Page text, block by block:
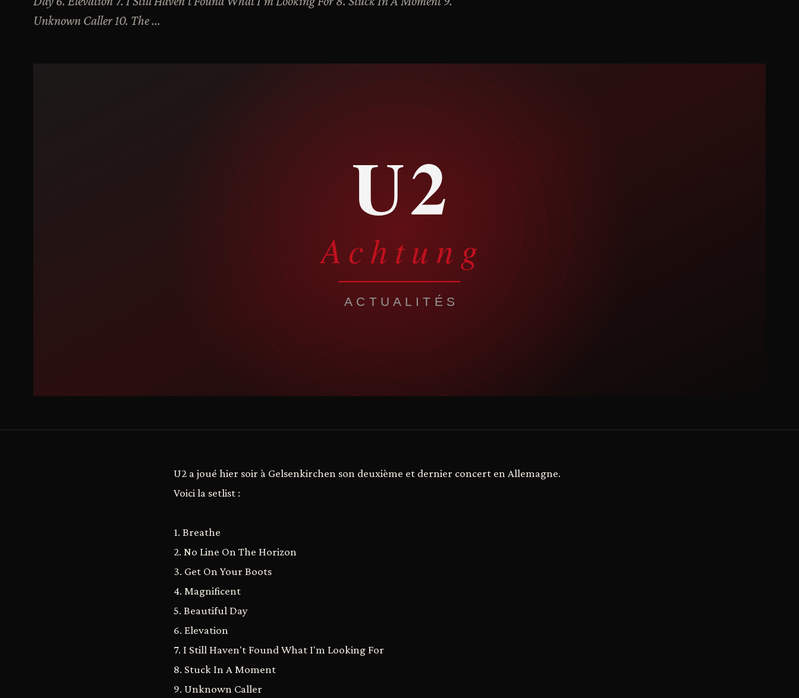
Unknown Caller 10. The ...
U2 a joué hier soir à Gelsenkirchen son deuxième et dernier concert en Allemagne.
Voici la setlist :
1. Breathe
2. No Line On The Horizon
3. Get On Your Boots
4. Magnificent
5. Beautiful Day
6. Elevation
7. I Still Haven't Found What I'm Looking For
8. Stuck In A Moment
9. Unknown Caller